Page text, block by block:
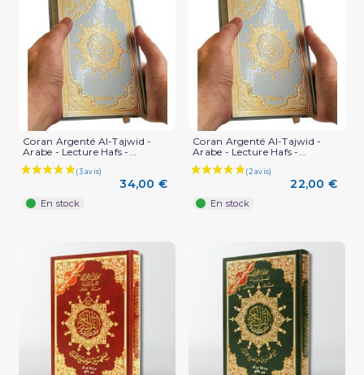
Coran Argenté Al-Tajwid -
Arabe - Lecture Hafs -...
34,00 €
En stock
Coran Argenté Al-Tajwid -
Arabe - Lecture Hafs -...
22,00 €
En stock